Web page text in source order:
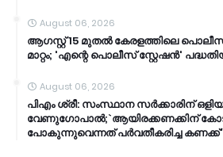
August 06, 2026
ആഗസ്റ്റ് 15 മുതൽ കേരളത്തിലെ
മാറ്റം; 'എന്റെ പൊലീസ് സ്റ്റേഷൻ'
August 06, 2026
പിഎം ശ്രീ: സംസ്ഥാന സര്‍ക്കാരിന്
വേണുഗോപാല്‍;`ആയിരക്കണക്കിന് കോടി
പോകുന്നുവെന്നത് പര്‍വതീകരിച്ച കണക്ക്'